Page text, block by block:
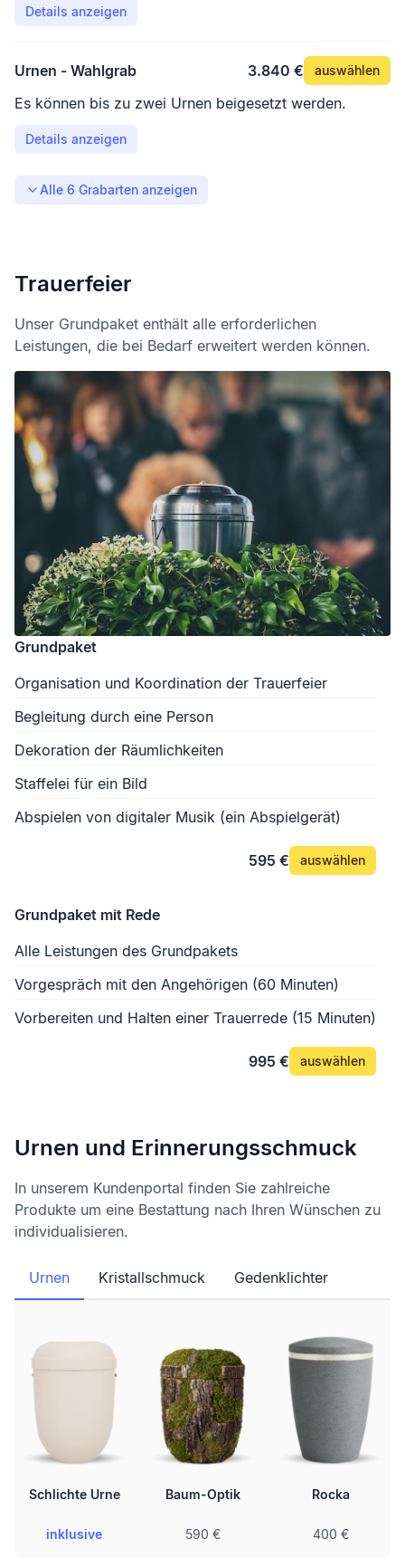
und Gedenken. Es handelt sich um eine
Friedhofsverwaltung gepflegt wird. Jede Urnennische
wird mit einer Abschlussplatte / Gedenktafel
verschlossen, auf dieser wird der Vor- und Nachname
Person erfasst.
Details anzeigen
Urnen - Wahlgrab 3.840 € auswählen
Es können bis zu zwei Urnen beigesetzt werden.
Details anzeigen
Alle 6 Grabarten anzeigen
Trauerfeier
Unser Grundpaket enthält alle erforderlichen
Leistungen, die bei Bedarf erweitert werden können.
Grundpaket
Organisation und Koordination der Trauerfeier
Begleitung durch eine Person
Dekoration der Räumlichkeiten
Staffelei für ein Bild
Abspielen von digitaler Musik (ein Abspielgerät)
595 € auswählen
Grundpaket mit Rede
Alle Leistungen des Grundpakets
Vorgespräch mit den Angehörigen (60 Minuten)
Vorbereiten und Halten einer Trauerrede (15 Minuten)
995 € auswählen
Urnen und Erinnerungsschmuck
In unserem Kundenportal finden Sie zahlreiche
Produkte um eine Bestattung nach Ihren Wünschen zu
individualisieren.
Urnen Kristallschmuck Gedenklichter
Schlichte Urne
inklusive
Baum-Optik
590 €
Rocka
400 €